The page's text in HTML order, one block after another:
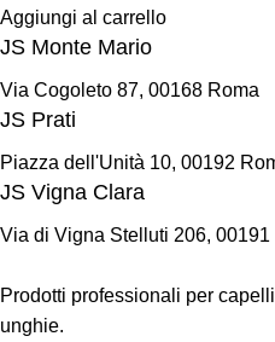
Aggiungi al carrello
JS Monte Mario
Via Cogoleto 87, 00168 Roma
JS Prati
Piazza dell'Unità 10, 00192
JS Vigna Clara
Via di Vigna Stelluti 206, 00191
Prodotti professionali per
unghie.